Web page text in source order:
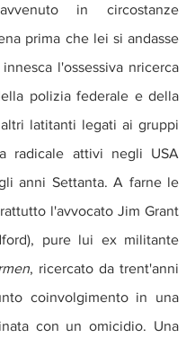
avvenuto in circostanze
prima che lei si andasse
l'ossessiva nricerca
polizia federale e della
latitanti legati ai gruppi
radicale attivi negli USA
anni Settanta. A farne le
l'avvocato Jim Grant
pure lui ex militante
, ricercato da trent'anni
coinvolgimento in una
con un omicidio. Una